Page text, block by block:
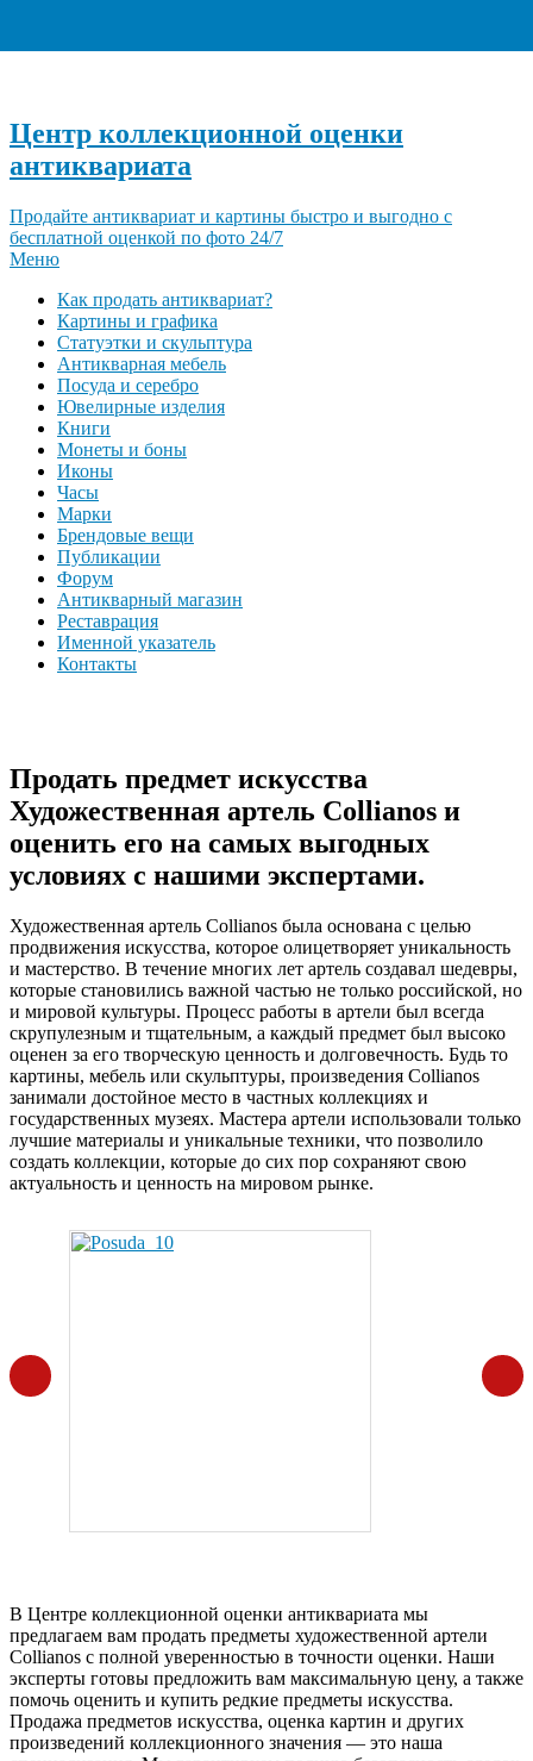
Центр коллекционной оценки
антиквариата
Продайте антиквариат и картины быстро и выгодно с
бесплатной оценкой по фото 24/7
Меню
Как продать антиквариат?
Картины и графика
Статуэтки и скульптура
Антикварная мебель
Посуда и серебро
Ювелирные изделия
Книги
Монеты и боны
Иконы
Часы
Марки
Брендовые вещи
Публикации
Форум
Антикварный магазин
Реставрация
Именной указатель
Контакты
Продать предмет искусства
Художественная артель Collianos и
оценить его на самых выгодных
условиях с нашими экспертами.
Художественная артель Collianos была основана с целью
продвижения искусства, которое олицетворяет уникальность
и мастерство. В течение многих лет артель создавал шедевры,
которые становились важной частью не только российской, но
и мировой культуры. Процесс работы в артели был всегда
скрупулезным и тщательным, а каждый предмет был высоко
оценен за его творческую ценность и долговечность. Будь то
картины, мебель или скульптуры, произведения Collianos
занимали достойное место в частных коллекциях и
государственных музеях. Мастера артели использовали только
лучшие материалы и уникальные техники, что позволило
создать коллекции, которые до сих пор сохраняют свою
актуальность и ценность на мировом рынке.
В Центре коллекционной оценки антиквариата мы
предлагаем вам продать предметы художественной артели
Collianos с полной уверенностью в точности оценки. Наши
эксперты готовы предложить вам максимальную цену, а также
помочь оценить и купить редкие предметы искусства.
Продажа предметов искусства, оценка картин и других
произведений коллекционного значения — это наша